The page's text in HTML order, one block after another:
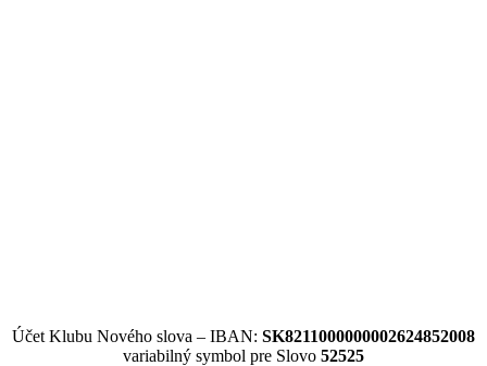
Účet Klubu Nového slova – IBAN: SK8211000000002624852008
variabilný symbol pre Slovo 52525